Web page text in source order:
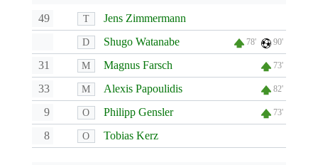
49 T Jens Zimmermann
D Shugo Watanabe 78' 90'
31 M Magnus Farsch 73'
33 M Alexis Papoulidis 82'
9 O Philipp Gensler 73'
8 O Tobias Kerz